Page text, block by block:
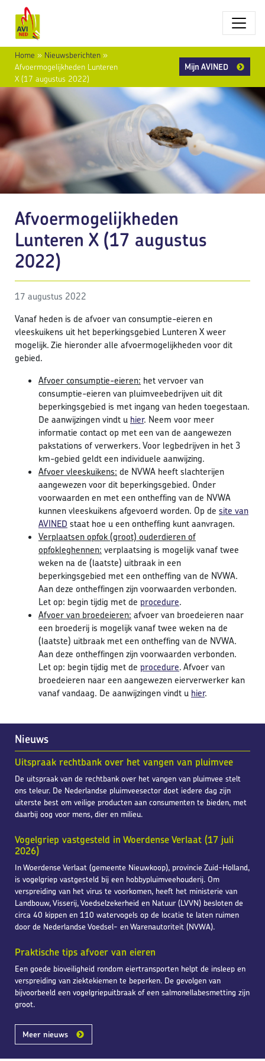
Home » Nieuwsberichten »
Afvoermogelijkheden Lunteren
X (17 augustus 2022)
Mijn AVINED
Nieuws
Uitspraak rechtbank over het vangen van pluimvee
De uitspraak van de rechtbank over het vangen van pluimvee stelt
ons teleur. De Nederlandse pluimveesector doet iedere dag zijn
uiterste best om veilige producten aan consumenten te bieden, met
daarbij oog voor mens, dier en milieu.
Vogelgriep vastgesteld in Woerdense Verlaat (17 juli
2026)
In Woerdense Verlaat (gemeente Nieuwkoop), provincie Zuid-Holland,
is vogelgriep vastgesteld bij een hobbypluimveehouderij. Om
verspreiding van het virus te voorkomen, heeft het ministerie van
Landbouw, Visserij, Voedselzekerheid en Natuur (LVVN) besloten de
circa 40 kippen en 110 watervogels op de locatie te laten ruimen
door de Nederlandse Voedsel- en Warenautoriteit (NVWA).
Praktische tips afvoer van eieren
Een goede bioveiligheid rondom eiertransporten helpt de insleep en
verspreiding van ziektekiemen te beperken. De gevolgen van
bijvoorbeeld een vogelgriepuitbraak of een salmonellabesmetting zijn
groot.
Meer nieuws
Afvoermogelijkheden
Lunteren X (17 augustus
2022)
17 augustus 2022
Vanaf heden is de afvoer van consumptie-eieren en
vleeskuikens uit het beperkingsgebied Lunteren X weer
mogelijk. Zie hieronder alle afvoermogelijkheden voor dit
gebied.
Afvoer consumptie-eieren: het vervoer van
consumptie-eieren van pluimveebedrijven uit dit
beperkingsgebied is met ingang van heden toegestaan.
De aanwijzingen vindt u hier. Neem voor meer
informatie contact op met een van de aangewezen
pakstations of verwerkers. Voor legbedrijven in het 3
km-gebied geldt een individuele aanwijzing.
Afvoer vleeskuikens: de NVWA heeft slachterijen
aangewezen voor dit beperkingsgebied. Onder
voorwaarden en met een ontheffing van de NVWA
kunnen vleeskuikens afgevoerd worden. Op de site van
AVINED staat hoe u een ontheffing kunt aanvragen.
Verplaatsen opfok (groot) ouderdieren of
opfokleghennen: verplaatsing is mogelijk vanaf twee
weken na de (laatste) uitbraak in een
beperkingsgebied met een ontheffing van de NVWA.
Aan deze ontheffingen zijn voorwaarden verbonden.
Let op: begin tijdig met de procedure.
Afvoer van broedeieren: afvoer van broedeieren naar
een broederij is mogelijk vanaf twee weken na de
(laatste) uitbraak met een ontheffing van de NVWA.
Aan deze ontheffingen zijn voorwaarden verbonden.
Let op: begin tijdig met de procedure. Afvoer van
broedeieren naar een aangewezen eierverwerker kan
vanaf vandaag. De aanwijzingen vindt u hier.